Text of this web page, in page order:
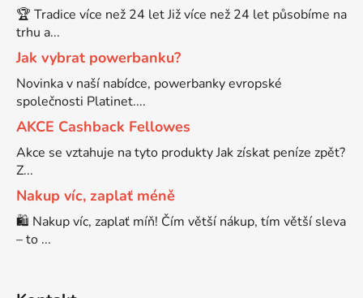
🏆 Tradice více než 24 let Již více než 24 let působíme na
trhu a...
Jak vybrat powerbanku?
Novinka v naší nabídce, powerbanky evropské
společnosti Platinet....
AKCE Cashback Fellowes
Akce se vztahuje na tyto produkty Jak získat peníze zpět?
Z...
Nakup víc, zaplať méně
🛍️ Nakup víc, zaplať míň! Čím větší nákup, tím větší sleva
– to ...